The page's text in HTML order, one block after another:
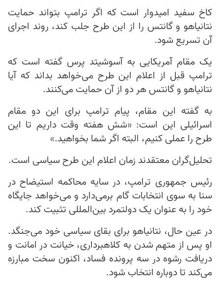
کاخ سفید امیدوار است که اگر ترامپ بتواند حمایت
نتانیاهو و گانتس را از این طرح جلب کند، روند اجرای
آن تسریع شود.
یک مقام آمریکایی به آسوشیتد پرس گفته است که
ترامپ قبل از اعلام این طرح می‌خواهد بداند که آیا
نتانیاهو و گانتس هر دو از آن حمایت می‌کنند.
به گفته این مقام، پیام ترامپ برای این دو مقام
اسرائیلی این است: «شش هفته وقت داریم تا این
طرح را عملی کنیم، البته اگر شما بخواهید.»
تحلیل‌گران معتقدند زمان اعلام این طرح سیاسی است.
رئیس جمهوری ترامپ، در سایه محاکمه استیضاح در
سنا به سوی انتخابات گام برمی‌دارد و می‌خواهد جایگاه
خود را به عنوان یک دولتمرد بین‌المللی تثبیت کند.
در عین حال، نتانیاهو برای بقای سیاسی خود می‌جنگد.
او پس از متهم شدن به کلاهبرداری، خیانت در امانت و
دریافت رشوه در سه پرونده فساد، اکنون سخت مبارزه
می‌کند تا دوباره انتخاب شود.